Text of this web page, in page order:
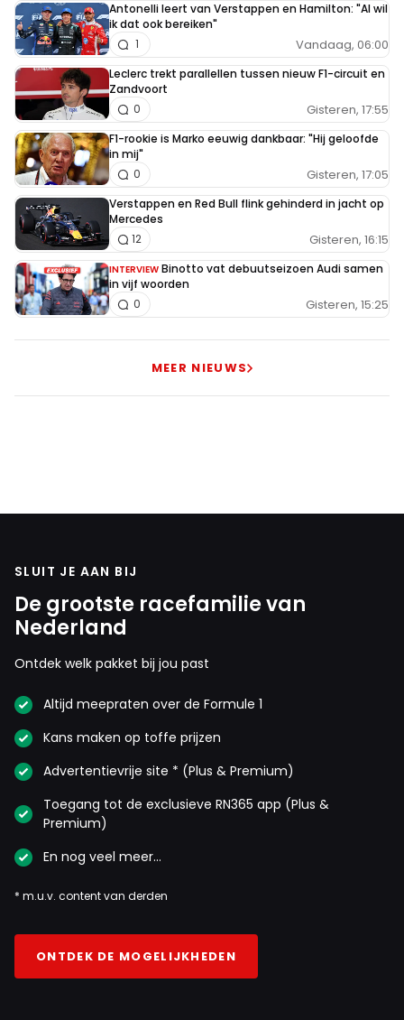
Antonelli leert van Verstappen en Hamilton: "Al wil
ik dat ook bereiken"
Vandaag, 06:00
1
Leclerc trekt parallellen tussen nieuw F1-circuit en
Zandvoort
Gisteren, 17:55
0
F1-rookie is Marko eeuwig dankbaar: "Hij geloofde
in mij"
Gisteren, 17:05
0
Verstappen en Red Bull flink gehinderd in jacht op
Mercedes
Gisteren, 16:15
12
INTERVIEW Binotto vat debuutseizoen Audi samen
in vijf woorden
Gisteren, 15:25
0
MEER NIEUWS
SLUIT JE AAN BIJ
De grootste racefamilie van
Nederland
Ontdek welk pakket bij jou past
Altijd meepraten over de Formule 1
Kans maken op toffe prijzen
Advertentievrije site * (Plus & Premium)
Toegang tot de exclusieve RN365 app (Plus &
Premium)
En nog veel meer…
* m.u.v. content van derden
ONTDEK DE MOGELIJKHEDEN